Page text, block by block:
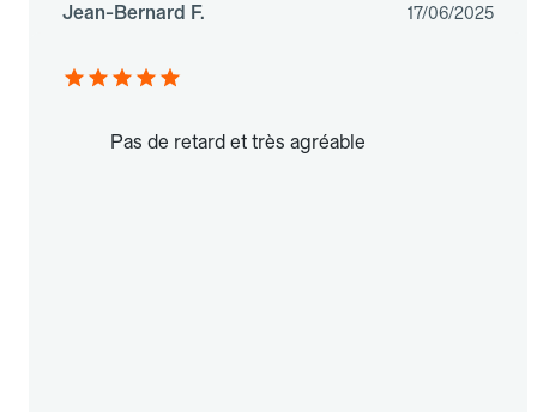
Jean-Bernard F. 17/06/2025
Pas de retard et très agréable